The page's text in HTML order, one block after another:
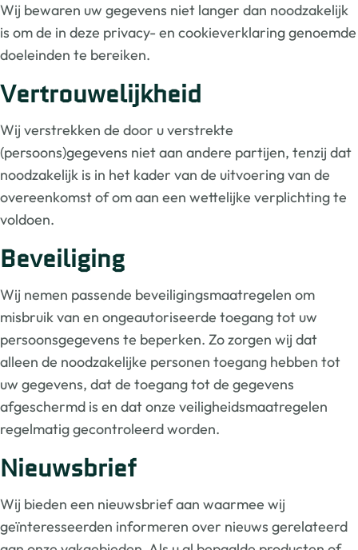
Wij bewaren uw gegevens niet langer dan noodzakelijk
is om de in deze privacy- en cookieverklaring genoemde
doeleinden te bereiken.
Vertrouwelijkheid
Wij verstrekken de door u verstrekte
(persoons)gegevens niet aan andere partijen, tenzij dat
noodzakelijk is in het kader van de uitvoering van de
overeenkomst of om aan een wettelijke verplichting te
voldoen.
Beveiliging
Wij nemen passende beveiligingsmaatregelen om
misbruik van en ongeautoriseerde toegang tot uw
persoonsgegevens te beperken. Zo zorgen wij dat
alleen de noodzakelijke personen toegang hebben tot
uw gegevens, dat de toegang tot de gegevens
afgeschermd is en dat onze veiligheidsmaatregelen
regelmatig gecontroleerd worden.
Nieuwsbrief
Wij bieden een nieuwsbrief aan waarmee wij
geïnteresseerden informeren over nieuws gerelateerd